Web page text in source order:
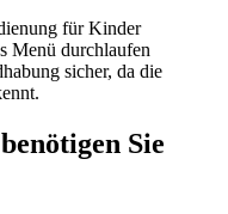
für Kinder
Menü durchlaufen
sicher, da die
Sie